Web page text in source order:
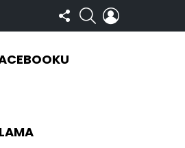
OBSERWUJ
NAS
SZUKAJ